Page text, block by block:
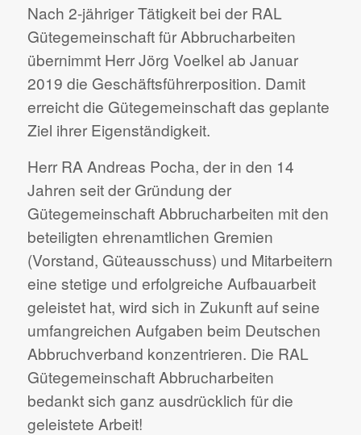
Nach 2-jähriger Tätigkeit bei der RAL
Gütegemeinschaft für Abbrucharbeiten
übernimmt Herr Jörg Voelkel ab Januar
2019 die Geschäftsführerposition. Damit
erreicht die Gütegemeinschaft das geplante
Ziel ihrer Eigenständigkeit.
Herr RA Andreas Pocha, der in den 14
Jahren seit der Gründung der
Gütegemeinschaft Abbrucharbeiten mit den
beteiligten ehrenamtlichen Gremien
(Vorstand, Güteausschuss) und Mitarbeitern
eine stetige und erfolgreiche Aufbauarbeit
geleistet hat, wird sich in Zukunft auf seine
umfangreichen Aufgaben beim Deutschen
Abbruchverband konzentrieren. Die RAL
Gütegemeinschaft Abbrucharbeiten
bedankt sich ganz ausdrücklich für die
geleistete Arbeit!